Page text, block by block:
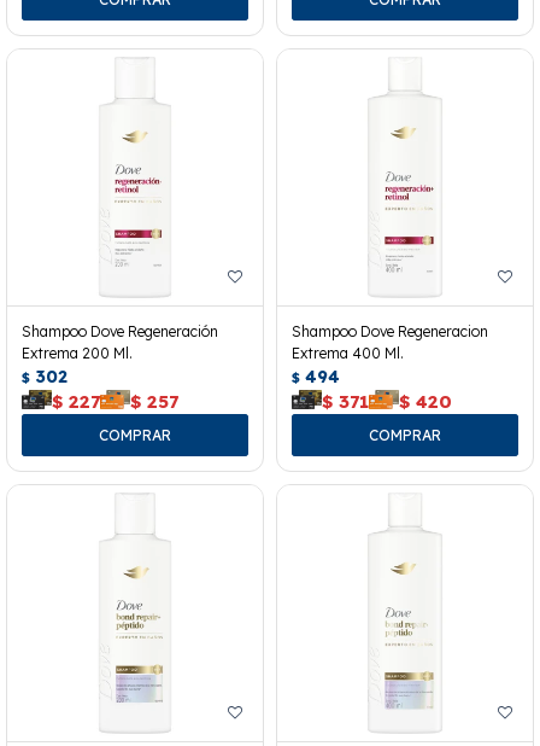
Shampoo Dove Regeneración
Extrema 200 Ml.
$ 302
$ 227 $ 257
Shampoo Dove Regeneracion
Extrema 400 Ml.
$ 494
$ 371 $ 420